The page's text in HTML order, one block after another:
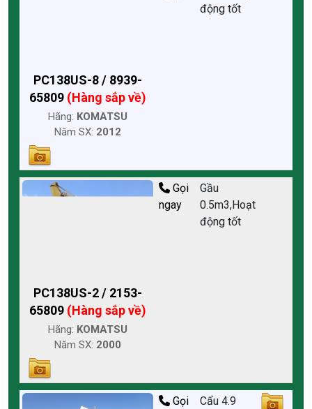
PC138US-8 / 8939-
65809 (Hàng sắp về)
Hãng: KOMATSU
Năm SX: 2012
động tốt
PC138US-2 / 2153-
65809 (Hàng sắp về)
Hãng: KOMATSU
Năm SX: 2000
Gọi
ngay
Gầu
0.5m3,Hoạt
động tốt
Gọi
Cẩu 4.9